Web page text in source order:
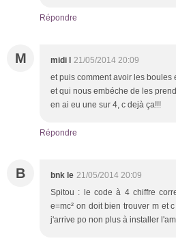
Répondre
M midi l 21/05/2014 20:09
et puis comment avoir les boules
et qui nous embéche de les
en ai eu une sur 4, c dejà ça!!!
Répondre
B bnk le 21/05/2014 20:09
Spitou : le code à 4 chiffre
e=mc² on doit bien trouver m et
j'arrive po non plus à installer